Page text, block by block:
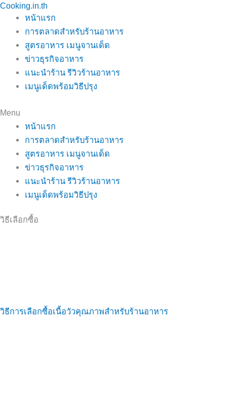
Skip
content
Cooking.in.th
หน้าแรก
การตลาดสำหรับร้านอาหาร
สูตรอาหาร เมนูจานเด็ด
ข่าวธุรกิจอาหาร
แนะนำร้าน รีวิวร้านอาหาร
เมนูเด็ดพร้อมวิธีปรุง
Menu
หน้าแรก
การตลาดสำหรับร้านอาหาร
สูตรอาหาร เมนูจานเด็ด
ข่าวธุรกิจอาหาร
แนะนำร้าน รีวิวร้านอาหาร
เมนูเด็ดพร้อมวิธีปรุง
วิธีเลือกซื้อ
วิธีการเลือกซื้อเนื้อวัวคุณภาพสำหรับร้านอาหาร